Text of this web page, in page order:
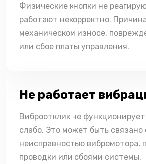
Физические кнопки не
работают некорректно.
механическом износе,
или сбое платы управления.
Не работает
Виброотклик не
слабо. Это может быть связано
неисправностью вибромотора,
проводки или сбоями системы.